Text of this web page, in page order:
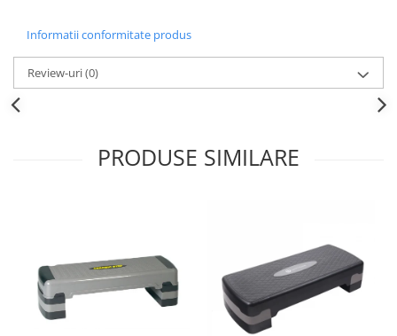
Informatii conformitate produs
Review-uri(0)
PRODUSE SIMILARE